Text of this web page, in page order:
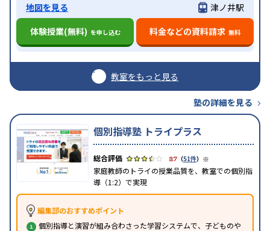
地図を見る
津ノ井駅
体験授業(無料) を申し込む 料金などの資料請求 無料
教室をもっと見る
塾の詳細を見る
個別指導塾 トライプラス
3.7 （51件） ※
家庭教師のトライの授業品質を、教室での個別指
導（1:2）で実現
編集部のおすすめポイント
個別指導と演習が組み合わさった学習システムで、子どものや